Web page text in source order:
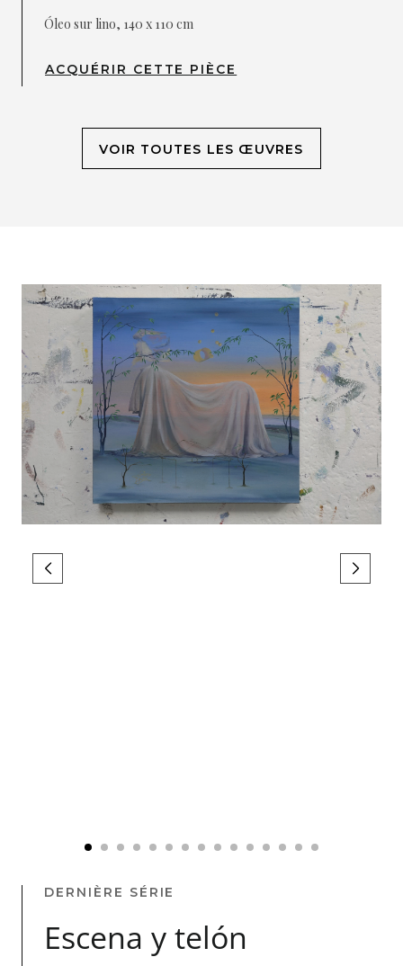
Óleo sur lino, 140 x 110 cm
ACQUÉRIR CETTE PIÈCE
VOIR TOUTES LES ŒUVRES
DERNIÈRE SÉRIE
Escena y telón